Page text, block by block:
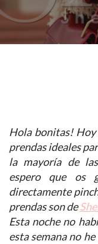
Hola bonitas!
prendas ideales
la mayoría de
espero que os
directamente
prendas son de
Esta noche no
esta semana no